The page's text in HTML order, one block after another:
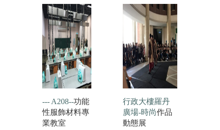
--- A208--功能
性服飾材料專
業教室
行政大樓羅丹
廣場-時尚作品
動態展